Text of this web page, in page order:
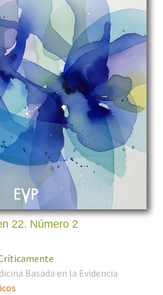
22. Número 2
Basada en la Evidencia